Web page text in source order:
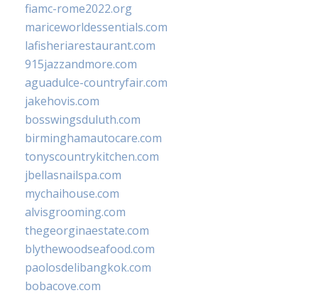
fiamc-rome2022.org
mariceworldessentials.com
lafisheriarestaurant.com
915jazzandmore.com
aguadulce-countryfair.com
jakehovis.com
bosswingsduluth.com
birminghamautocare.com
tonyscountrykitchen.com
jbellasnailspa.com
mychaihouse.com
alvisgrooming.com
thegeorginaestate.com
blythewoodseafood.com
paolosdelibangkok.com
bobacove.com